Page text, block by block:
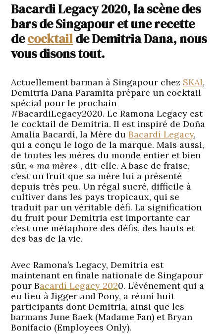
Bacardi Legacy 2020, la scène des
bars de Singapour et une recette
decocktailde Demitria Dana, nous
vous disons tout.
Actuellement barman à Singapour chez SKAI,
Demitria Dana Paramita prépare un cocktail
spécial pour le prochain
#BacardiLegacy2020. Le Ramona Legacy est
le cocktail de Demitria. Il est inspiré de Doña
Amalia Bacardí, la Mère duBacardí Legacy,
qui a conçu le logo de la marque. Mais aussi,
de toutes les mères du monde entier et bien
sûr, «ma mère« , dit-elle. A base de fraise,
c’est un fruit que sa mère lui a présenté
depuis très peu. Un régal sucré, difficile à
cultiver dans les pays tropicaux, qui se
traduit par un véritable défi. La signification
du fruit pour Demitria est importante car
c’est une métaphore des défis, des hauts et
des bas de la vie.
Avec Ramona’s Legacy, Demitria est
maintenant en finale nationale de Singapour
pour Bacardí Legacy 2020. L’événement qui a
eu lieu à Jigger and Pony, a réuni huit
participants dont Demitria, ainsi que les
barmans June Baek (Madame Fan) et Bryan
Bonifacio (Employees Only).